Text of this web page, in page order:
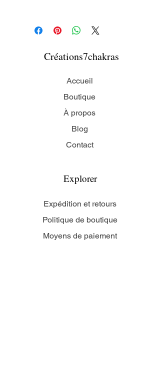
18 cm (7 pouces)
Créations7chakras
Accueil
Boutique
À propos
Blog
Contact
Explorer
Expédition et retours
Politique de boutique
Moyens de paiement